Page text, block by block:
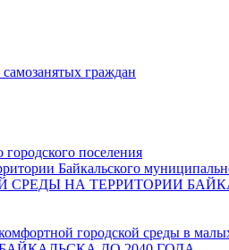
граждан
поселения
Байкальского
НА ТЕРРИТОРИИ
городской среды в